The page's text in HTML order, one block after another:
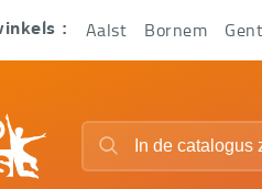
: Aalst Bornem Gent
Zoeken
Zoeken